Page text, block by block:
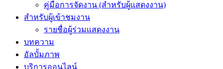
คู่มือการจัดงาน (สำหรับผู้แสดงงาน)
สำหรับผู้เข้าชมงาน
รายชื่อผู้ร่วมแสดงงาน
บทความ
อัลบั้มภาพ
บริการออนไลน์